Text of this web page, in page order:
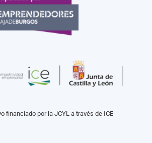
financiado por la JCYL a través de ICE